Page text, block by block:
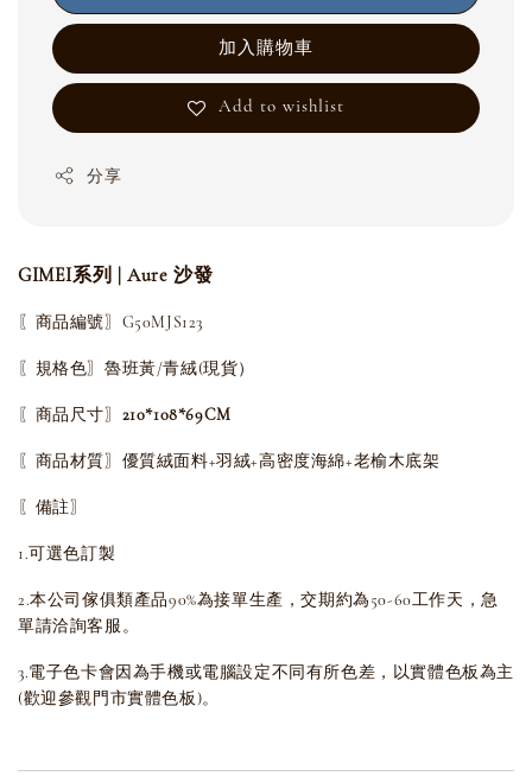
加入購物車
Add to wishlist
分享
GIMEI系列 | Aure 沙發
〖商品編號〗G50MJS123
〖規格色〗魯班黃/青絨(現貨）
〖商品尺寸〗 210*108*69CM
〖商品材質〗優質絨面料+羽絨+高密度海綿+老榆木底架
〖備註〗
1.可選色訂製
2.本公司傢俱類產品90%為接單生產，交期約為50-60工作天，急
單請洽詢客服。
3.電子色卡會因為手機或電腦設定不同有所色差，以實體色板為主
(歡迎參觀門市實體色板)。